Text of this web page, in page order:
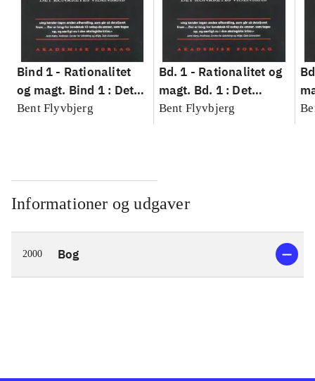
Bind 1 - Rationalitet
og magt. Bind 1 : Det
konkretes videnskab
Bent Flyvbjerg
Bd. 1 - Rationalitet og
magt. Bd. 1 : Det
konkretes videnskab
Bent Flyvbjerg
Informationer og udgaver
2000 Bog